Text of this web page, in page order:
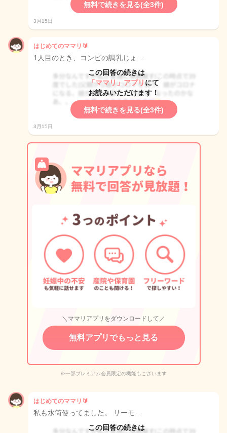
無料で続きを見る(全3件)
3月15日
はじめてのママリ🔰
1人目のとき、コンビの調乳じょ…
この回答の続きは
「ママリ」アプリ にて
お読みいただけます！
無料で続きを見る(全3件)
3月15日
＼ママリアプリをダウンロードして／
無料アプリでもっと見る
※一部プレミアム会員限定の機能もございます
はじめてのママリ🔰
私も水筒使ってました。 サーモ…
この回答の続きは